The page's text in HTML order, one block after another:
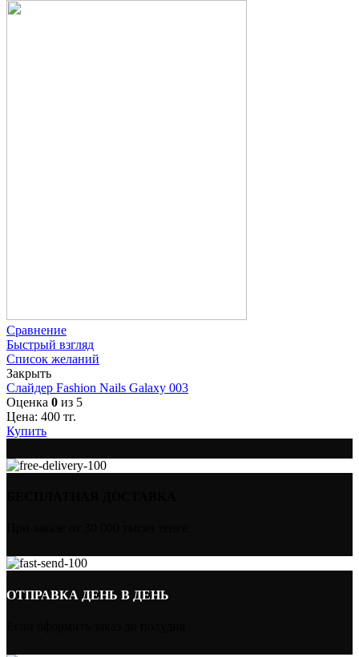
Сравнение
Быстрый взгляд
Список желаний
Закрыть
Слайдер Fashion Nails Galaxy 003
Оценка 0 из 5
Цена: 400 тг.
Купить
ОТПРАВКА ДЕНЬ В ДЕНЬ